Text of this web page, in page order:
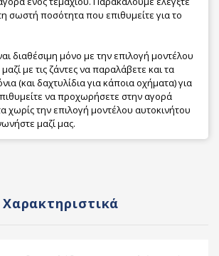
σωστή ποσότητα που επιθυμείτε για το
διαθέσιμη μόνο με την επιλογή μοντέλου
με τις ζάντες να παραλάβετε και τα
(και δαχτυλίδια για κάποια οχήματα) για
να προχωρήσετε στην αγορά
χωρίς την επιλογή μοντέλου αυτοκινήτου
μαζί μας.